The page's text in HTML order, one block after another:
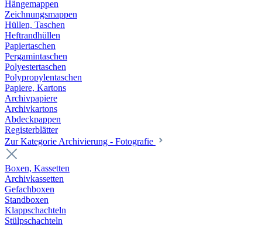
Hängemappen
Zeichnungsmappen
Hüllen, Taschen
Heftrandhüllen
Papiertaschen
Pergamintaschen
Polyestertaschen
Polypropylentaschen
Papiere, Kartons
Archivpapiere
Archivkartons
Abdeckpappen
Registerblätter
Zur Kategorie Archivierung - Fotografie
Boxen, Kassetten
Archivkassetten
Gefachboxen
Standboxen
Klappschachteln
Stülpschachteln